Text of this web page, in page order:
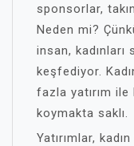
sponsorlar,
Neden mi?
insan, kadınları
keşfediyor.
fazla yatırım
koymakta saklı.
Yatırımlar,